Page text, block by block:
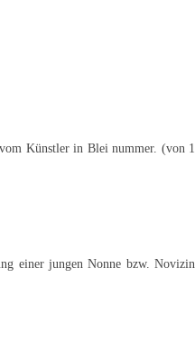
Künstler in Blei nummer. (von 1
einer jungen Nonne bzw. Novizin